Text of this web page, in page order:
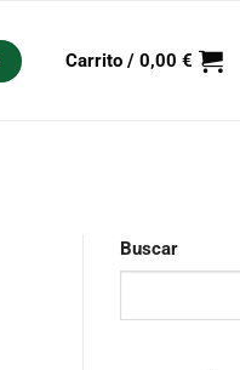
Carrito /0,00€
Buscar